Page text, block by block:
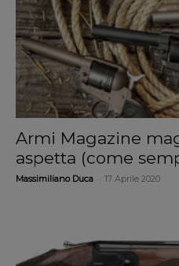
Armi Magazine
aspetta (come
Massimiliano Duca 17 Aprile 2020